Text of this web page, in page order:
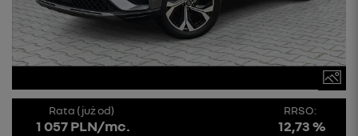
Rata (już od)
1 057 PLN/mc.
RRSO:
12,73 %